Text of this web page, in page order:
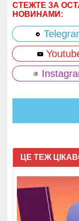
СТЕЖТЕ ЗА
НОВИНАМИ:
ЦЕ ТЕЖ